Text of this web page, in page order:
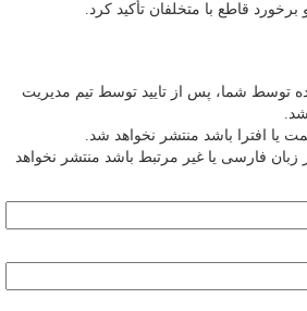
برخورد قاطع با متخلفان تأکید کرد.
توسط شما، پس از تایید توسط تیم مدیریت
یا افترا باشد منتشر نخواهد شد.
زبان فارسی یا غیر مرتبط باشد منتشر نخواهد